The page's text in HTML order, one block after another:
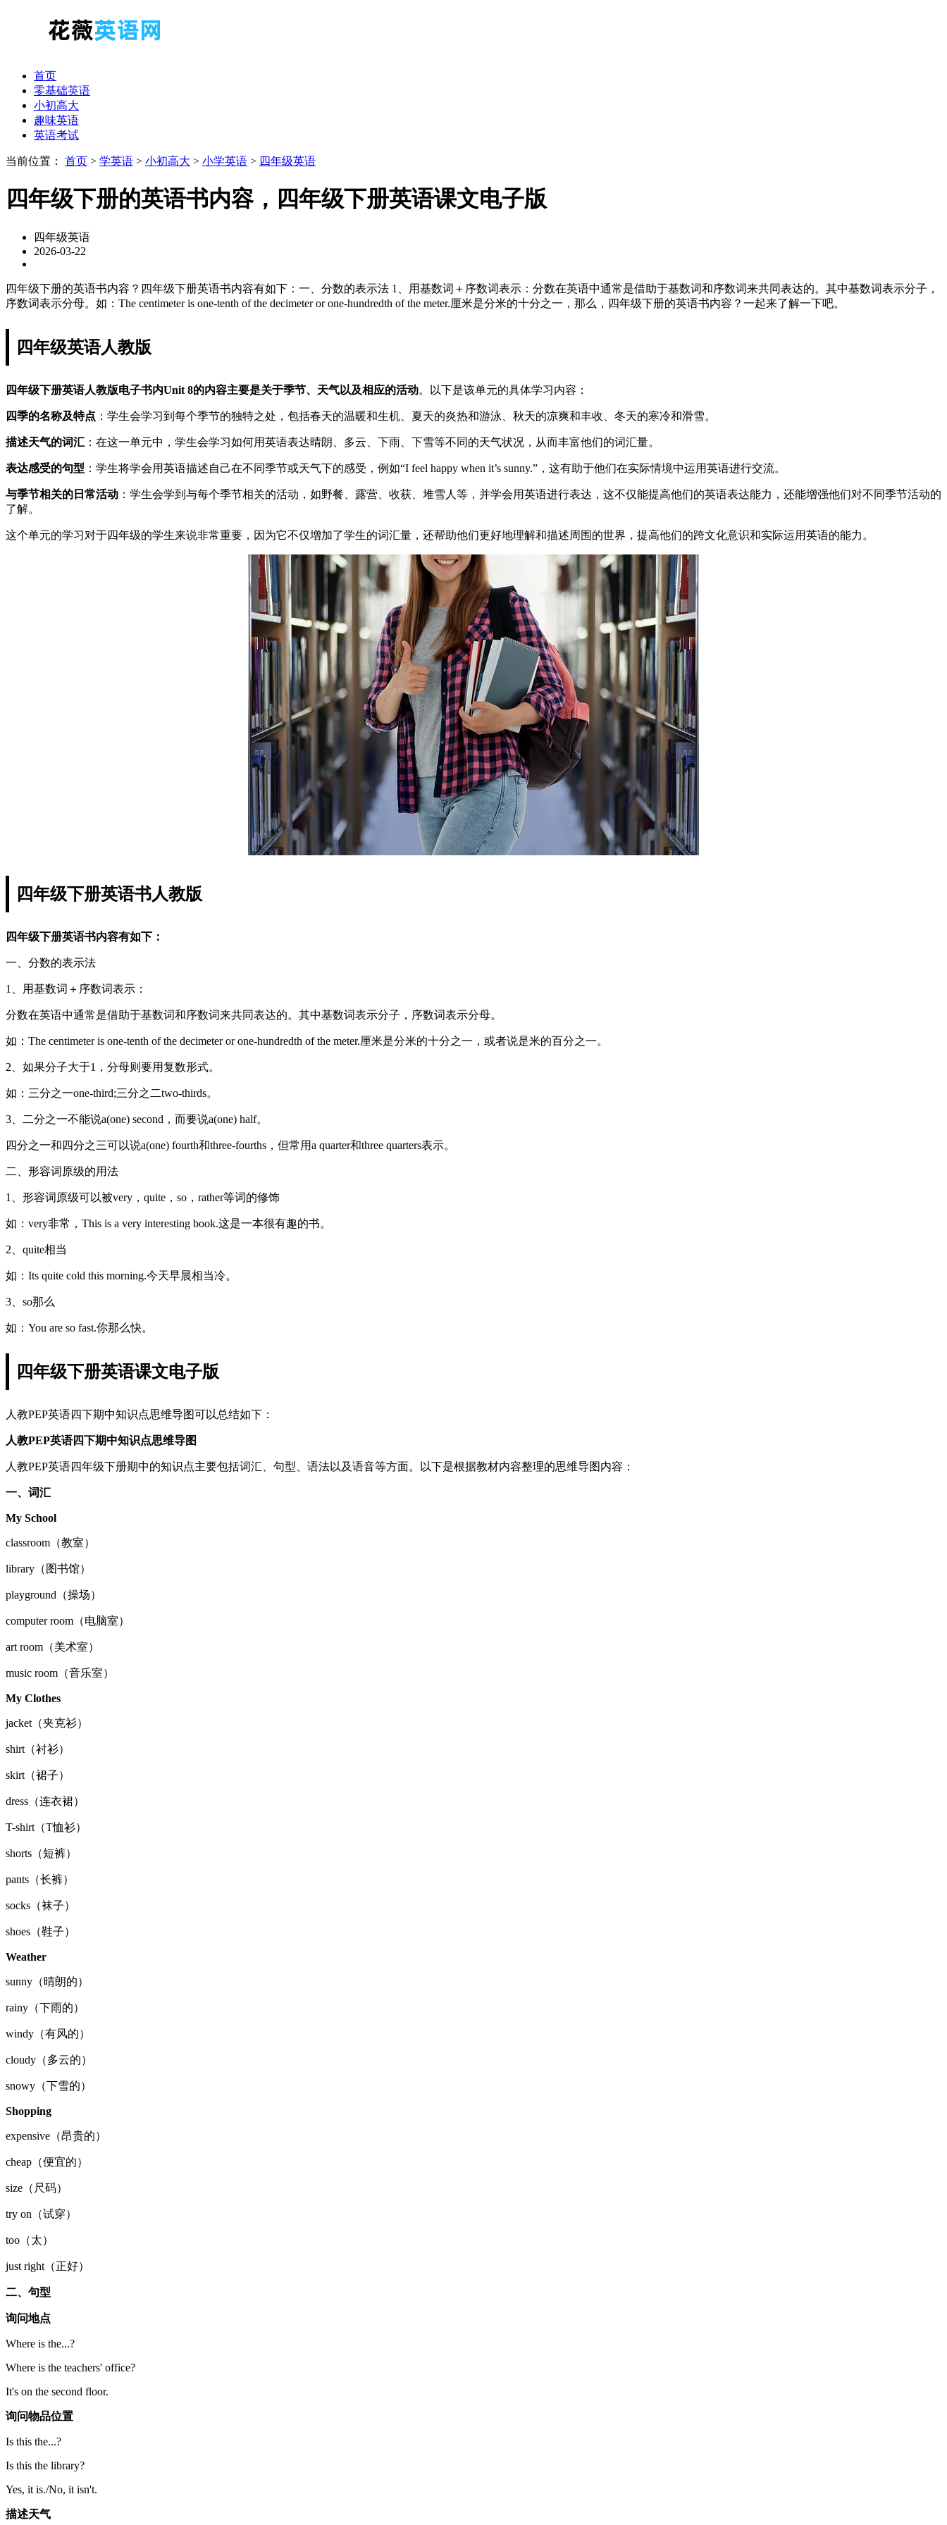
首页
零基础英语
小初高大
趣味英语
英语考试
当前位置： 首页 > 学英语 > 小初高大 > 小学英语 > 四年级英语
四年级下册的英语书内容，四年级下册英语课文电子版
四年级英语
2026-03-22
四年级下册的英语书内容？四年级下册英语书内容有如下：一、分数的表示法 1、用基数词＋序数词表示：分数在英语中通常是借助于基数词和序数词来共同表达的。其中基数词表示分子，
序数词表示分母。如：The centimeter is one-tenth of the decimeter or one-hundredth of the meter.厘米是分米的十分之一，那么，四年级下册的英语书内容？一起来了解一下吧。
四年级英语人教版
四年级下册英语人教版电子书内Unit 8的内容主要是关于季节、天气以及相应的活动。以下是该单元的具体学习内容：
四季的名称及特点 ：学生会学习到每个季节的独特之处，包括春天的温暖和生机、夏天的炎热和游泳、秋天的凉爽和丰收、冬天的寒冷和滑雪。
描述天气的词汇 ：在这一单元中，学生会学习如何用英语表达晴朗、多云、下雨、下雪等不同的天气状况，从而丰富他们的词汇量。
表达感受的句型 ：学生将学会用英语描述自己在不同季节或天气下的感受，例如“I feel happy when it’s sunny.”，这有助于他们在实际情境中运用英语进行交流。
与季节相关的日常活动 ：学生会学到与每个季节相关的活动，如野餐、露营、收获、堆雪人等，并学会用英语进行表达，这不仅能提高他们的英语表达能力，还能增强他们对不同季节活动的
了解。
这个单元的学习对于四年级的学生来说非常重要，因为它不仅增加了学生的词汇量，还帮助他们更好地理解和描述周围的世界，提高他们的跨文化意识和实际运用英语的能力。
四年级下册英语书人教版
四年级下册英语书内容有如下：
一、分数的表示法
1、用基数词＋序数词表示：
分数在英语中通常是借助于基数词和序数词来共同表达的。其中基数词表示分子，序数词表示分母。
如：The centimeter is one-tenth of the decimeter or one-hundredth of the meter.厘米是分米的十分之一，或者说是米的百分之一。
2、如果分子大于1，分母则要用复数形式。
如：三分之一one-third;三分之二two-thirds。
3、二分之一不能说a(one) second，而要说a(one) half。
四分之一和四分之三可以说a(one) fourth和three-fourths，但常用a quarter和three quarters表示。
二、形容词原级的用法
1、形容词原级可以被very，quite，so，rather等词的修饰
如：very非常，This is a very interesting book.这是一本很有趣的书。
2、quite相当
如：Its quite cold this morning.今天早晨相当冷。
3、so那么
如：You are so fast.你那么快。
四年级下册英语课文电子版
人教PEP英语四下期中知识点思维导图可以总结如下：
人教PEP英语四下期中知识点思维导图
人教PEP英语四年级下册期中的知识点主要包括词汇、句型、语法以及语音等方面。以下是根据教材内容整理的思维导图内容：
一、词汇
My School
classroom（教室）
library（图书馆）
playground（操场）
computer room（电脑室）
art room（美术室）
music room（音乐室）
My Clothes
jacket（夹克衫）
shirt（衬衫）
skirt（裙子）
dress（连衣裙）
T-shirt（T恤衫）
shorts（短裤）
pants（长裤）
socks（袜子）
shoes（鞋子）
Weather
sunny（晴朗的）
rainy（下雨的）
windy（有风的）
cloudy（多云的）
snowy（下雪的）
Shopping
expensive（昂贵的）
cheap（便宜的）
size（尺码）
try on（试穿）
too（太）
just right（正好）
二、句型
询问地点
Where is the...?
Where is the teachers' office?
It's on the second floor.
询问物品位置
Is this the...?
Is this the library?
Yes, it is./No, it isn't.
描述天气